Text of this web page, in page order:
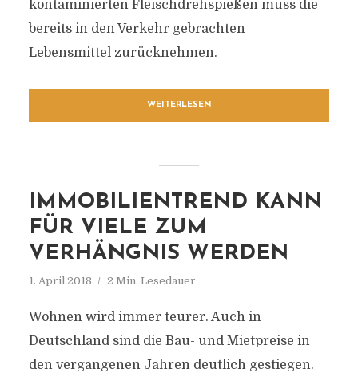
kontaminierten Fleischdrehspießen muss die
bereits in den Verkehr gebrachten
Lebensmittel zurücknehmen.
WEITERLESEN
IMMOBILIENTREND KANN
FÜR VIELE ZUM
VERHÄNGNIS WERDEN
1. April 2018 2 Min. Lesedauer
Wohnen wird immer teurer. Auch in
Deutschland sind die Bau- und Mietpreise in
den vergangenen Jahren deutlich gestiegen.